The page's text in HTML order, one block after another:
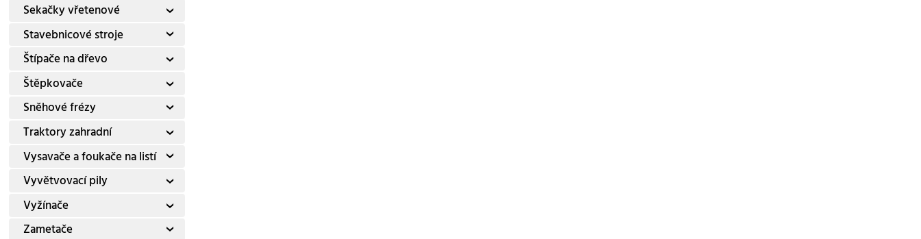
Sekačky vřetenové
Stavebnicové stroje
Štípače na dřevo
Štěpkovače
Sněhové frézy
Traktory zahradní
Vysavače a foukače na listí
Vyvětvovací pily
Vyžínače
Zametače